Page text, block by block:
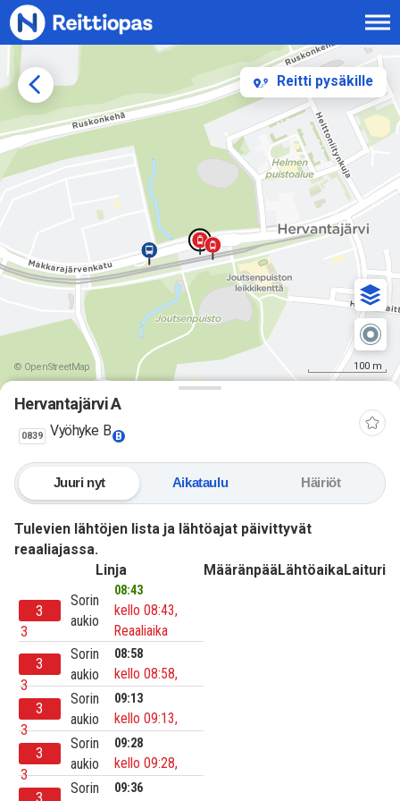
Siirry sisältöön
Reitti pysäkille
© OpenStreetMap 100 m
Hervantajärvi A
0839 Vyöhyke B B
Juuri nyt Aikataulu Häiriöt
Tulevien lähtöjen lista ja lähtöajat päivittyvät
reaaliajassa.
Linja
MääränpääLähtöaikaLaituri
3
3
Sorin
aukio
08:43
kello 08:43,
Reaaliaika
3
3
Sorin
aukio
08:58
kello 08:58,
3
3
Sorin
aukio
09:13
kello 09:13,
3
3
Sorin
aukio
09:28
kello 09:28,
Sorin
09:36